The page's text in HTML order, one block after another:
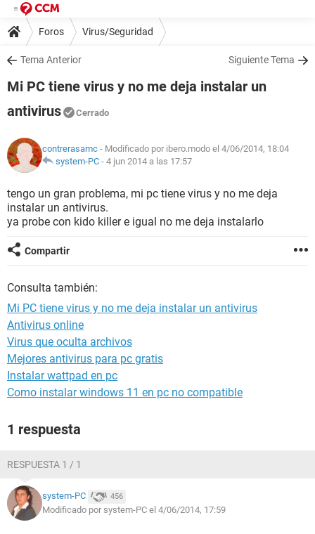
Foros Virus/Seguridad
Tema Anterior Siguiente Tema
Mi PC tiene virus y no me deja instalar un
antivirus
Cerrado
contrerasamc - Modificado por ibero.modo el 4/06/2014, 18:04
system-PC - 4 jun 2014 a las 17:57
tengo un gran problema, mi pc tiene virus y no me deja
instalar un antivirus.
ya probe con kido killer e igual no me deja instalarlo
Compartir
Consulta también:
Mi PC tiene virus y no me deja instalar un antivirus
Antivirus online
Virus que oculta archivos
Mejores antivirus para pc gratis
Instalar wattpad en pc
Como instalar windows 11 en pc no compatible
1 respuesta
RESPUESTA 1 / 1
system-PC 456
Modificado por system-PC el 4/06/2014, 17:59